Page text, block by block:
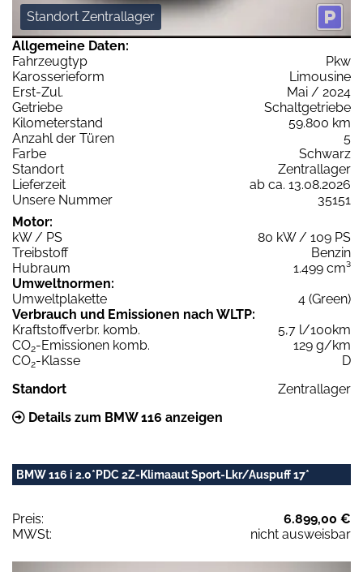
Standort Zentrallager
Allgemeine Daten:
Fahrzeugtyp
Pkw
Karosserieform
Limousine
Erst-Zul.
Mai / 2024
Getriebe
Schaltgetriebe
Kilometerstand
59.800 km
Anzahl der Türen
5
Farbe
Schwarz
Standort
Zentrallager
Lieferzeit
ab ca. 13.08.2026
Unsere Nummer
35151
Motor:
kW / PS
80 kW / 109 PS
Treibstoff
Benzin
Hubraum
1.499 cm³
Umweltnormen:
Umweltplakette
4 (Green)
Verbrauch und Emissionen nach WLTP:
Kraftstoffverbr. komb.
5,7 l/100km
CO2-Emissionen komb.
129 g/km
CO2-Klasse
D
Standort
Zentrallager
Details zum BMW 116 anzeigen
BMW 116 i 2.0*PDC 2Z-Klimaaut Sport-Lkr/Auspuff 17*
Preis:
6.899,00 €
MWSt:
nicht ausweisbar